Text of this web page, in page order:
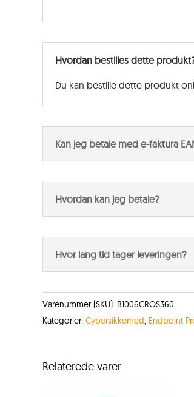
Hvordan bestilles dette
Du kan bestille dette produkt
Kan jeg betale med e-faktura
Hvordan kan jeg betale?
Hvor lang tid tager leveringen?
Varenummer (SKU): B1006CROS360
Kategorier: Cybersikkerhed, Endpoint
Relaterede varer